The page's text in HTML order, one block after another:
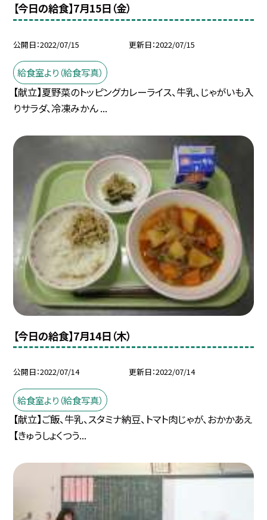
【今日の給食】7月15日（金）
公開日 2022/07/15 更新日 2022/07/15
給食室より（給食写真）
【献立】夏野菜のトッピングカレーライス、牛乳、じゃがいも入
りサラダ、冷凍みかん ...
【今日の給食】7月14日（木）
公開日 2022/07/14 更新日 2022/07/14
給食室より（給食写真）
【献立】ご飯、牛乳、スタミナ納豆、トマト肉じゃが、おかかあえ
【きゅうしょくつう...